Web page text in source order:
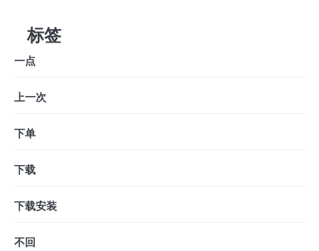
标签
一点
上一次
下单
下载
下载安装
不回